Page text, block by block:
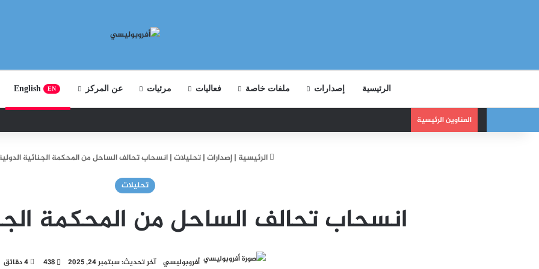
الرئيسية إصدارات ملفات خاصة فعاليات مرئيات عن المركز English EN
العناوين الرئيسية
الرئيسية | إصدارات| تحليلات| انسحاب تحالف الساحل من المحكمة الجنائية
تحليلات
انسحاب تحالف الساحل من المحكمة
أفروبوليسي آخر تحديث: سبتمبر 24, 2025 438